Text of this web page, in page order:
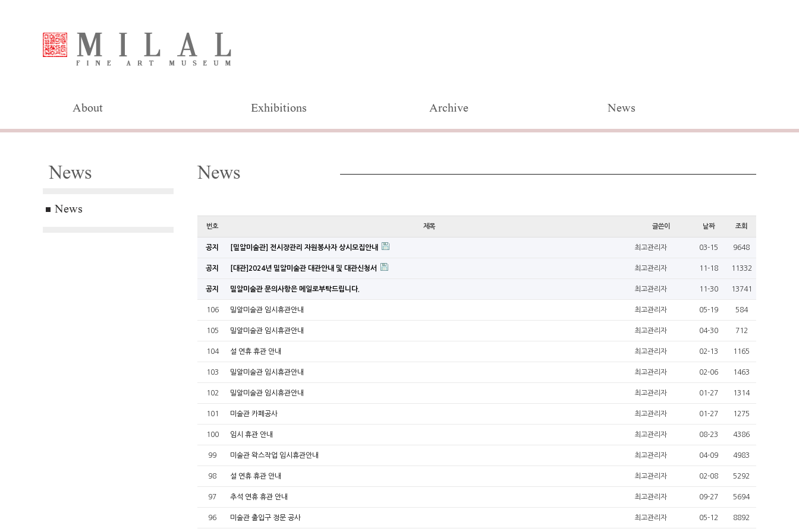
About Exhibitions Archive News
News
News
News
번호 제목 글쓴이 날짜 조회
공지 [밀알미술관] 전시장관리 자원봉사자 상시모집안내 최고관리자 03-15 9648
공지 [대관]2024년 밀알미술관 대관안내 및 대관신청서 최고관리자 11-18 11332
공지 밀알미술관 문의사항은 메일로부탁드립니다. 최고관리자 11-30 13741
106 밀알미술관 임시휴관안내 최고관리자 05-19 584
105 밀알미술관 임시휴관안내 최고관리자 04-30 712
104 설 연휴 휴관 안내 최고관리자 02-13 1165
103 밀알미술관 임시휴관안내 최고관리자 02-06 1463
102 밀알미술관 임시휴관안내 최고관리자 01-27 1314
101 미술관 카페공사 최고관리자 01-27 1275
100 임시 휴관 안내 최고관리자 08-23 4386
99 미술관 왁스작업 임시휴관안내 최고관리자 04-09 4983
98 설 연휴 휴관 안내 최고관리자 02-08 5292
97 추석 연휴 휴관 안내 최고관리자 09-27 5694
96 미술관 출입구 정문 공사 최고관리자 05-12 8892